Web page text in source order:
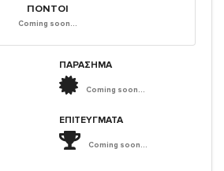
ΠΌΝΤΟΙ
Coming soon...
ΠΑΡΑΣΗΜΑ
Coming soon...
ΕΠΙΤΕΎΓΜΑΤΑ
Coming soon...